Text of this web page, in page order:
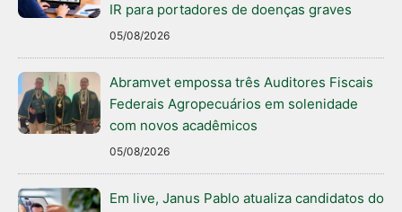
IR para portadores de doenças graves
05/08/2026
Abramvet empossa três Auditores Fiscais
Federais Agropecuários em solenidade
com novos acadêmicos
05/08/2026
Em live, Janus Pablo atualiza candidatos do